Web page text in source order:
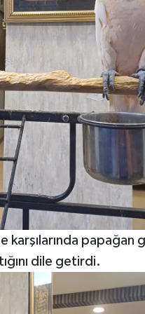
papağan
dile getirdi.